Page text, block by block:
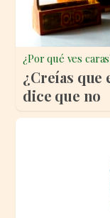
¿Por qué ves
¿Creías que
dice que no